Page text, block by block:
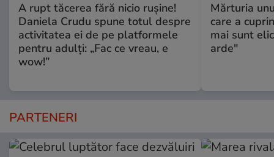
A rupt tăcerea fără nicio rușine!
Daniela Crudu spune totul despre
activitatea ei de pe platformele
pentru adulți: „Fac ce vreau, e
wow!”
Mărturia
care a
mai sunt
arde"
PARTENERI